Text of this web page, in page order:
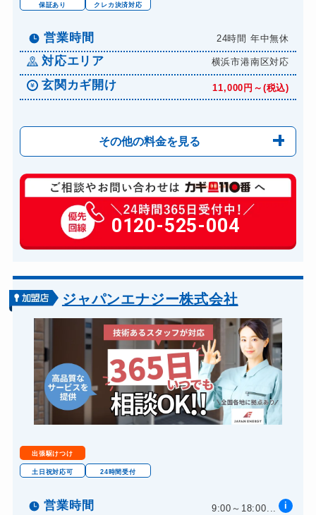
ドアノブカギ開け
ドアノブカギ作成 8,800円～(税込)
ドアノブカギ交換 11,000円～(税込)
保証あり
クレカ決済対応
営業時間 24時間 年中無休
対応エリア 横浜市港南区対応
玄関カギ開け 11,000円～(税込)
その他の料金を見る
玄関カギ修理 6,600円～(税込)
玄関カギ作成 14,300円～(税込)
玄関カギ交換 14,300円～(税込)
金庫カギ開け 14,300円～(税込)
0120-525-004
ジャパンエナジー株式会社
出張駆けつけ
土日祝対応可 24時間受付
営業時間 9:00～18:00... i